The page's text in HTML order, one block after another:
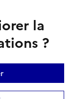
la
?